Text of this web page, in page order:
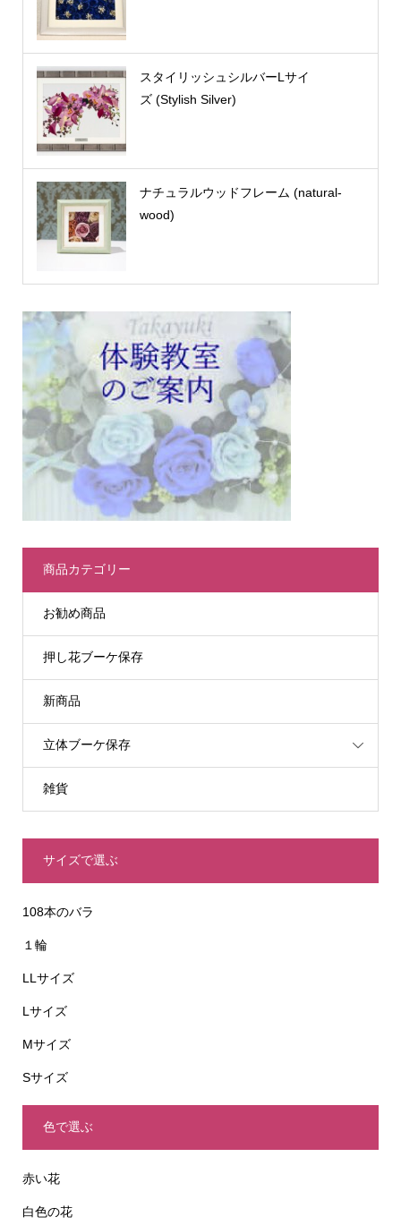
スタイリッシュシルバーLサイ
ズ (Stylish Silver)
ナチュラルウッドフレーム (natural-
wood)
商品カテゴリー
お勧め商品
押し花ブーケ保存
新商品
立体ブーケ保存
雑貨
サイズで選ぶ
108本のバラ
１輪
LLサイズ
Lサイズ
Mサイズ
Sサイズ
色で選ぶ
赤い花
白色の花